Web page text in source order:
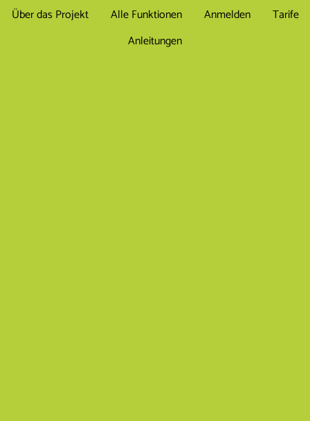
Über das Projekt Alle Funktionen Anmelden
Tarife
Anleitungen